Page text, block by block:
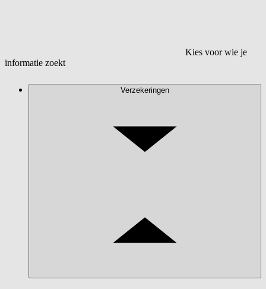
Kies voor wie je
informatie zoekt
Verzekeringen